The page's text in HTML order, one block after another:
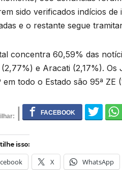
sido verificados indícios
e o restante segue
concentra 60,59% das
e Aracati (2,17%). Os
em todo o Estado são 95ª ZE
isso:
X WhatsApp